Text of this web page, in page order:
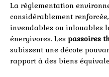
La réglementation
considérablement
invendables ou inlouables
énergivores. Les passoires
subissent une décote
rapport à des biens